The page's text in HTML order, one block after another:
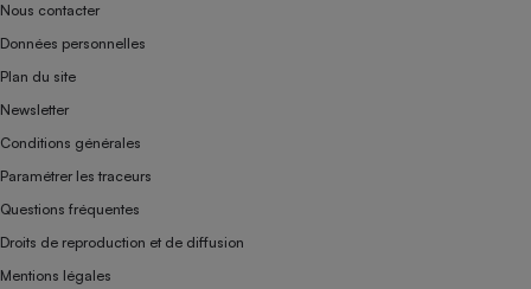
Nous contacter
Données personnelles
Plan du site
Newsletter
Conditions générales
Paramétrer les traceurs
Questions fréquentes
Droits de reproduction et de diffusion
Mentions légales